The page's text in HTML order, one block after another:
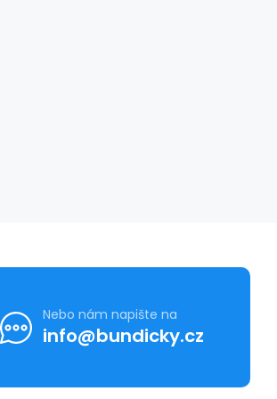
Nebo nám napište na
info@bundicky.cz